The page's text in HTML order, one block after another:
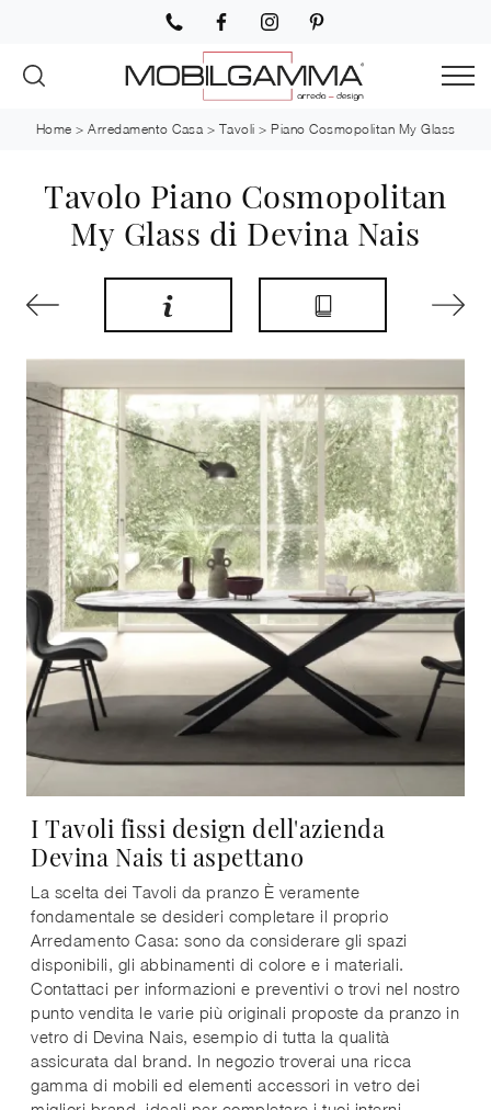
Home > Arredamento Casa > Tavoli > Piano Cosmopolitan My Glass
Tavolo Piano Cosmopolitan
My Glass di Devina Nais
I Tavoli fissi design dell'azienda
Devina Nais ti aspettano
La scelta dei Tavoli da pranzo È veramente
fondamentale se desideri completare il proprio
Arredamento Casa: sono da considerare gli spazi
disponibili, gli abbinamenti di colore e i materiali.
Contattaci per informazioni e preventivi o trovi nel nostro
punto vendita le varie più originali proposte da pranzo in
vetro di Devina Nais, esempio di tutta la qualità
assicurata dal brand. In negozio troverai una ricca
gamma di mobili ed elementi accessori in vetro dei